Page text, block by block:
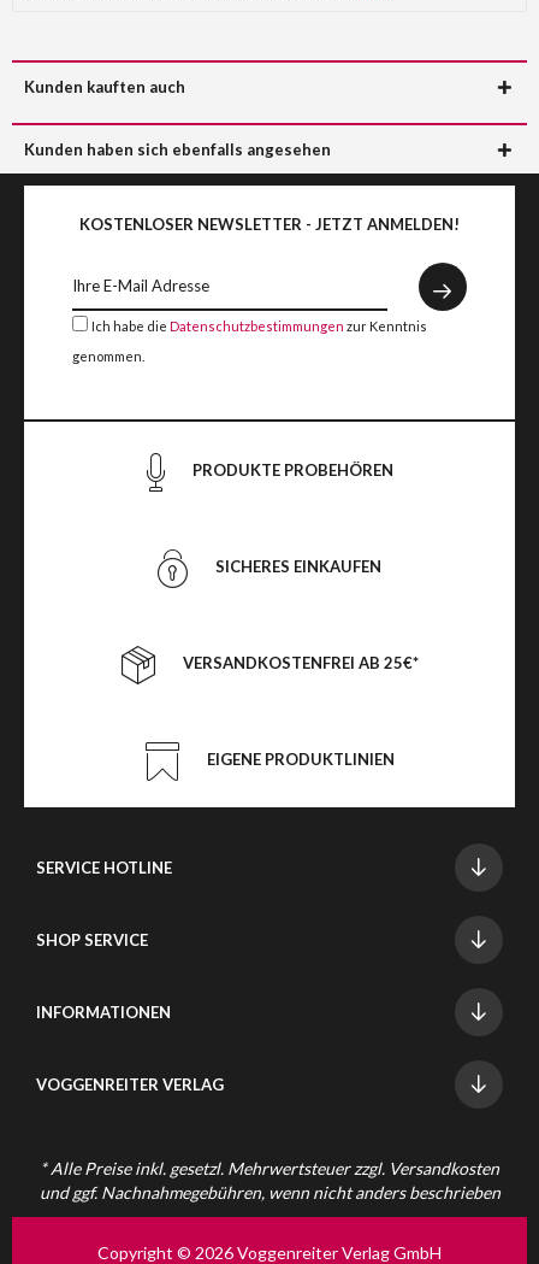
Kunden kauften auch
Kunden haben sich ebenfalls angesehen
KOSTENLOSER NEWSLETTER - JETZT ANMELDEN!
Ich habe die Datenschutzbestimmungen zur Kenntnis
genommen.
PRODUKTE PROBEHÖREN
SICHERES EINKAUFEN
VERSANDKOSTENFREI AB 25€*
EIGENE PRODUKTLINIEN
SERVICE HOTLINE
SHOP SERVICE
INFORMATIONEN
VOGGENREITER VERLAG
* Alle Preise inkl. gesetzl. Mehrwertsteuer zzgl. Versandkosten
und ggf. Nachnahmegebühren, wenn nicht anders beschrieben
Copyright © 2026 Voggenreiter Verlag GmbH